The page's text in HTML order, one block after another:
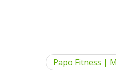
Papo Fitness |